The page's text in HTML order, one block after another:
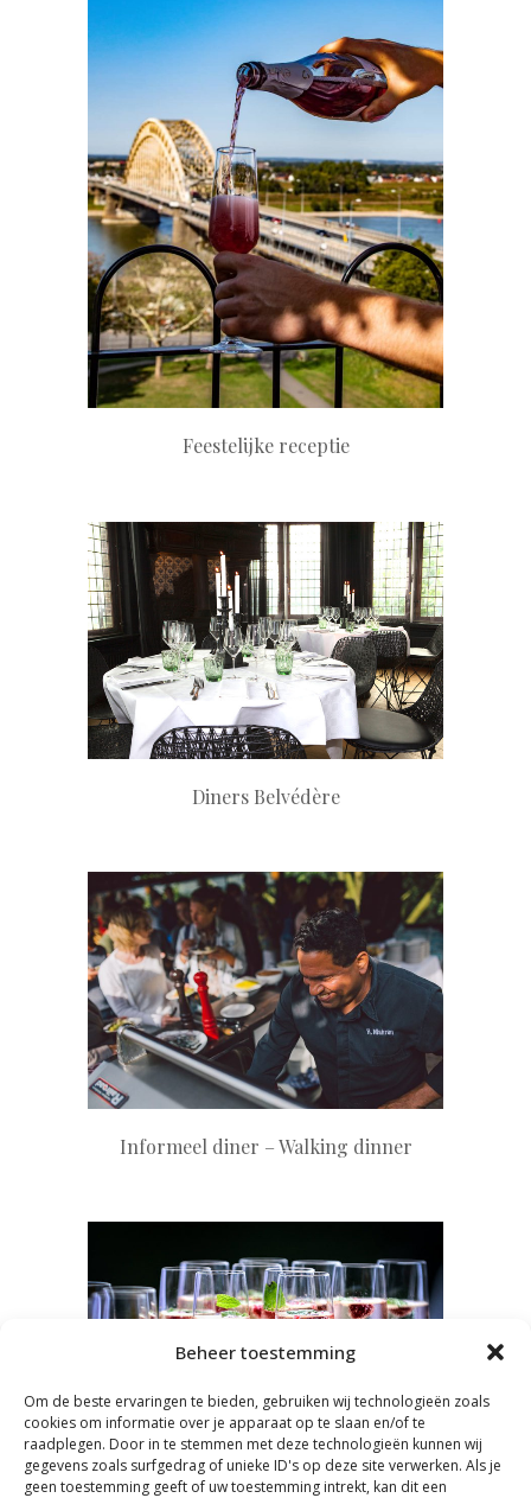
Beheer toestemming
Om de beste ervaringen te bieden, gebruiken wij technologieën zoals
cookies om informatie over je apparaat op te slaan en/of te
raadplegen. Door in te stemmen met deze technologieën kunnen wij
gegevens zoals surfgedrag of unieke ID's op deze site verwerken. Als je
geen toestemming geeft of uw toestemming intrekt, kan dit een
+
Feestelijke receptie
+
Diners Belvédère
+
Informeel diner – Walking dinner
+